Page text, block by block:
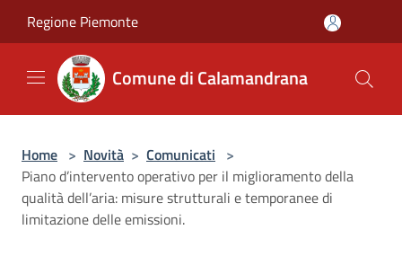
Regione Piemonte
Comune di Calamandrana
Home > Novità > Comunicati >
Piano d’intervento operativo per il miglioramento della
qualità dell’aria: misure strutturali e temporanee di
limitazione delle emissioni.